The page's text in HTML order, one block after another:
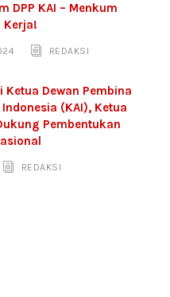
DPP KAI – Menkum
Kerja!
REDAKSI
Dewan Pembina
(KAI), Ketua
Pembentukan
REDAKSI